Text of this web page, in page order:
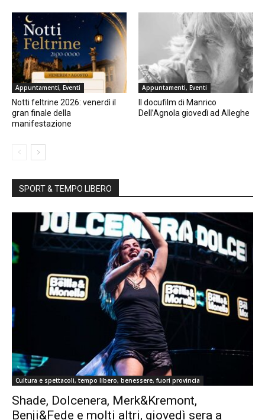
Appuntamenti, Eventi
Notti feltrine 2026: venerdì il
gran finale della
manifestazione
Appuntamenti, Eventi
Il docufilm di Manrico
Dell’Agnola giovedì ad Alleghe
SPORT & TEMPO LIBERO
Cultura e spettacoli, tempo libero, benessere, fuori provincia
Shade, Dolcenera, Merk&Kremont,
Benji&Fede e molti altri, giovedì sera a